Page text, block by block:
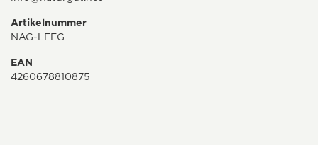
Artikelnummer
NAG-LFFG
EAN
4260678810875